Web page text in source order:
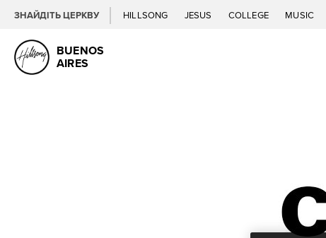
ЗНАЙДІТЬ ЦЕРКВУ HILLSONG JESUS COLLEGE MUSIC
BUENOS
AIRES